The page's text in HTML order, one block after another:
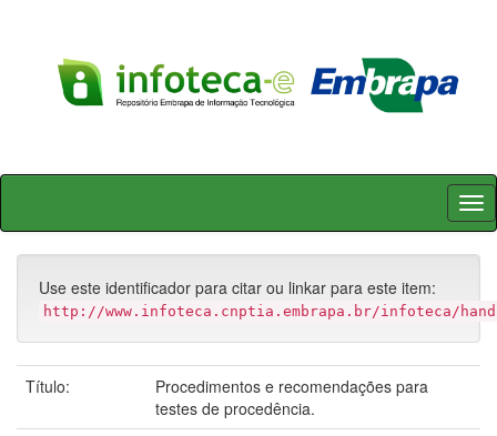
Skip
Use este identificador para citar ou linkar para este item:
http://www.infoteca.cnptia.embrapa.br/infoteca/
Título:
Procedimentos e recomendações para
testes de procedência.